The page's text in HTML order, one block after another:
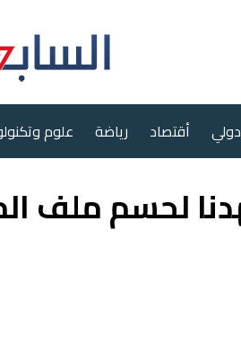
أقتصاد رياضة علوم
لحسم ملف